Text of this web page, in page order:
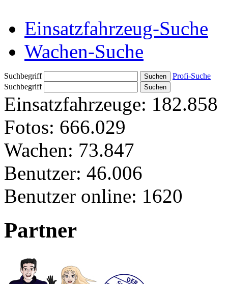
Einsatzfahrzeug-Suche
Wachen-Suche
Suchbegriff
Profi-Suche
Suchbegriff
Einsatzfahrzeuge: 182.858
Fotos: 666.029
Wachen: 73.847
Benutzer: 46.006
Benutzer online: 1620
Partner